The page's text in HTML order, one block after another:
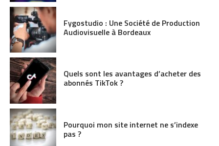
Fygostudio : Une Société de Production
Audiovisuelle à Bordeaux
Quels sont les avantages d’acheter des
abonnés TikTok ?
Pourquoi mon site internet ne s’indexe
pas ?